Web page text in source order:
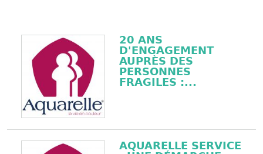
20 ANS
D'ENGAGEMENT
AUPRÈS DES
PERSONNES
FRAGILES :...
AQUARELLE SERVICE